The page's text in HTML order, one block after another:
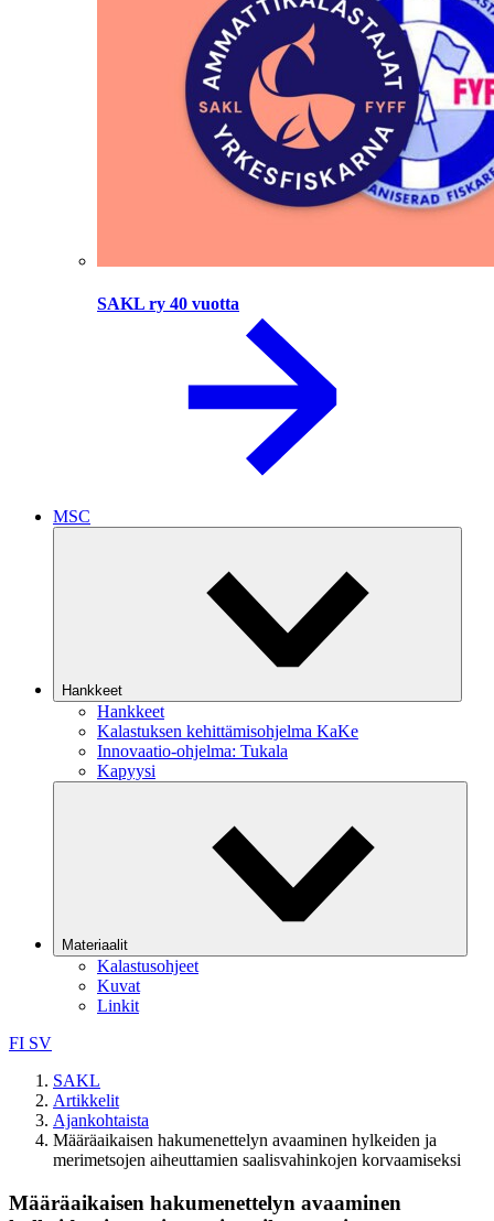
SAKL ry 40 vuotta
MSC
Hankkeet
Hankkeet
Kalastuksen kehittämisohjelma KaKe
Innovaatio-ohjelma: Tukala
Kapyysi
Materiaalit
Kalastusohjeet
Kuvat
Linkit
FI SV
SAKL
Artikkelit
Ajankohtaista
Määräaikaisen hakumenettelyn avaaminen hylkeiden ja
merimetsojen aiheuttamien saalisvahinkojen korvaamiseksi
Määräaikaisen hakumenettelyn avaaminen